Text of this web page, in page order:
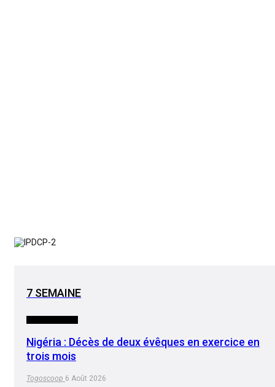
7 SEMAINE
Nigéria : Décès de deux évêques en exercice en
trois mois
Togoscoop 6 Août 2026